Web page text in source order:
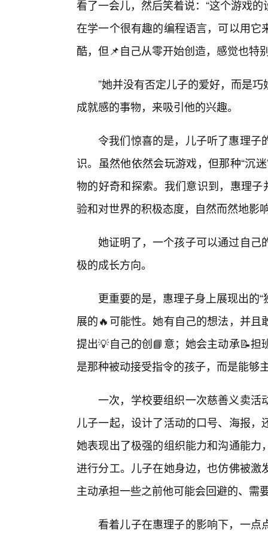
看了一会儿，然后笑着说：“这个游戏
在学一个很有趣的编程语言，可以用
酷，但📌自己从零开始创造，感觉也特
”她并没有否定儿子的爱好，而是
成就感的事物，来吸引他的兴趣。
令我们惊喜的是，儿子听了惠理
识。虽然他依然会玩游戏，但那种“沉
物的好奇和探索。我们意识到，惠理
验和对世界的积极态度，自然而然地影
她证明了，一个孩子可以通过自己
极的成长方向。
更重要的是，惠理子身上展现出的
展的🔥可能性。她有自己的想法，并
提出💡自己的创📘意；她会主动承📝
是那种被动接受指令的孩子，而是能够
一次，学校要组织一次慈善义卖活
儿子一起，设计了活动的口号、海报
她表现出了极强的组织能力和沟通能
进行分工。儿子在她身边，也仿佛被
主动承担一些之前他可能会回避的、需
看着儿子在惠理子的影响下，一点